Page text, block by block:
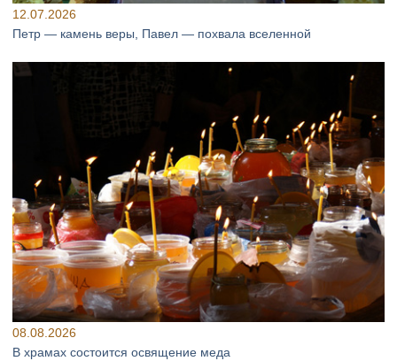
12.07.2026
Петр — камень веры, Павел — похвала вселенной
08.08.2026
В храмах состоится освящение меда